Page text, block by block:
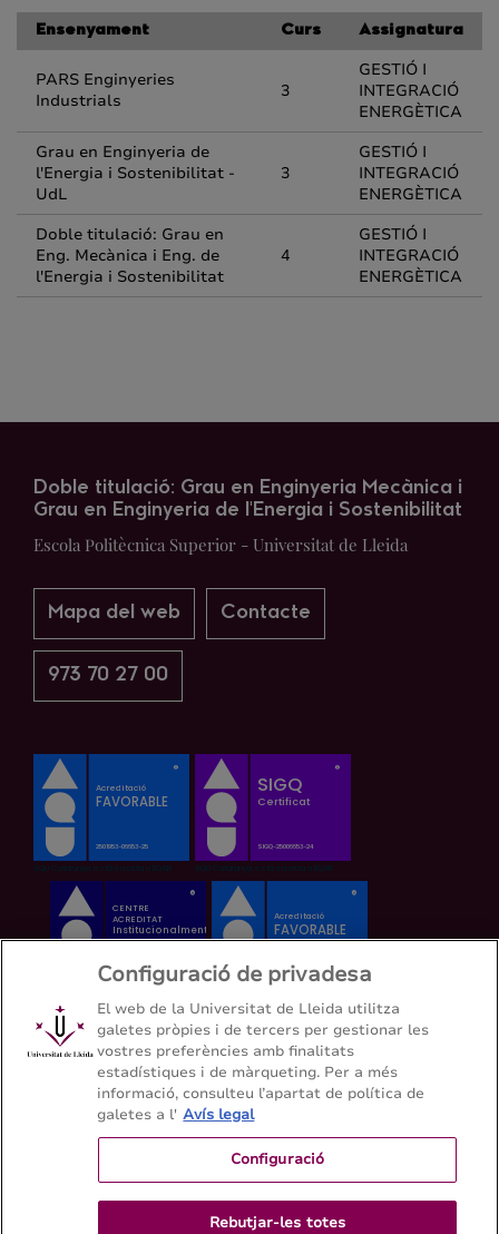
Ensenyament Curs Assignatura
PARS Enginyeries
Industrials
3
GESTIÓ I
INTEGRACIÓ
ENERGÈTICA
Grau en Enginyeria de
l'Energia i Sostenibilitat -
UdL
3
GESTIÓ I
INTEGRACIÓ
ENERGÈTICA
Doble titulació: Grau en
Eng. Mecànica i Eng. de
l'Energia i Sostenibilitat
4
GESTIÓ I
INTEGRACIÓ
ENERGÈTICA
Doble titulació: Grau en Enginyeria Mecànica i
Grau en Enginyeria de l'Energia i Sostenibilitat
Escola Politècnica Superior - Universitat de Lleida
Mapa del web Contacte
973 70 27 00
Configuració de privadesa
El web de la Universitat de Lleida utilitza
galetes pròpies i de tercers per gestionar les
vostres preferències amb finalitats
estadístiques i de màrqueting. Per a més
informació, consulteu l’apartat de política de
galetes a l' Avís legal
Configuració
Rebutjar-les totes